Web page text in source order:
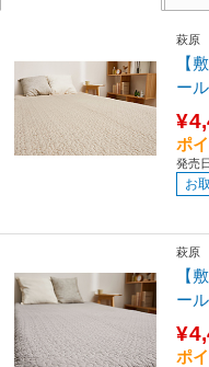
萩原
【
ール
ポ
発売
お
萩原
【
ール
ポ